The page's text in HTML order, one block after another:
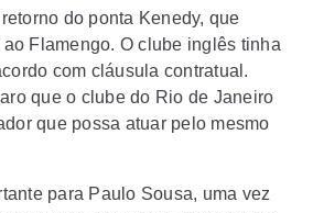
do ponta Kenedy, que
Flamengo. O clube inglês tinha
com cláusula contratual.
que o clube do Rio de Janeiro
que possa atuar pelo mesmo
para Paulo Sousa, uma vez